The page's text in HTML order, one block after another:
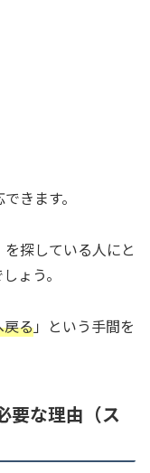
きます。
を探している人にと
ょう。
戻る」という手間を
要な理由（ス